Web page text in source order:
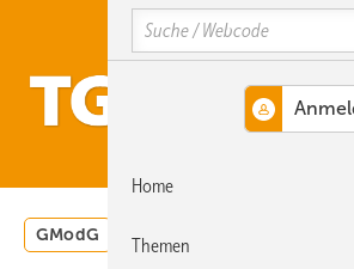
Hauptinhalt
Hauptmenü
SiteSearch
GModG Wärmepumpe
Search
Home
Themen